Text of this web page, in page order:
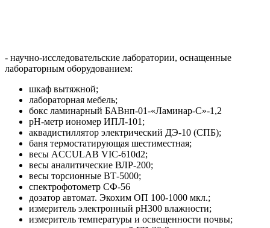
- научно-исследовательские лаборатории, оснащенные
лабораторным оборудованием:
шкаф вытяжной;
лабораторная мебель;
бокс ламинарный БАВнп-01-«Ламинар-С»-1,2
рH-метр иономер ИПЛ-101;
аквадистиллятор электрический ДЭ-10 (СПБ);
баня термостатирующая шестиместная;
весы ACCULAB VIC-610d2;
весы аналитические ВЛР-200;
весы торсионные ВТ-5000;
спектрофотометр СФ-56
дозатор автомат. Экохим ОП 100-1000 мкл.;
измеритель электронный pH300 влажности;
измеритель температуры и освещенности почвы;